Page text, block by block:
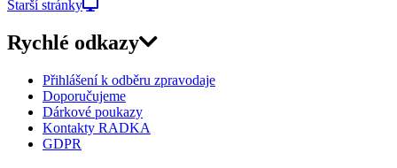
Starší stránky
Rychlé odkazy
Přihlášení k odběru zpravodaje
Doporučujeme
Dárkové poukazy
Kontakty RADKA
GDPR